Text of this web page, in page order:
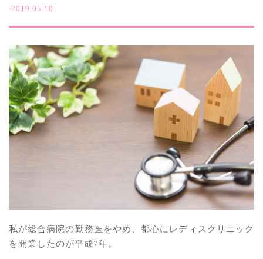
2019.05.10
私が総合病院の勤務医をやめ、都心にレディスクリニック
を開業したのが平成7年。